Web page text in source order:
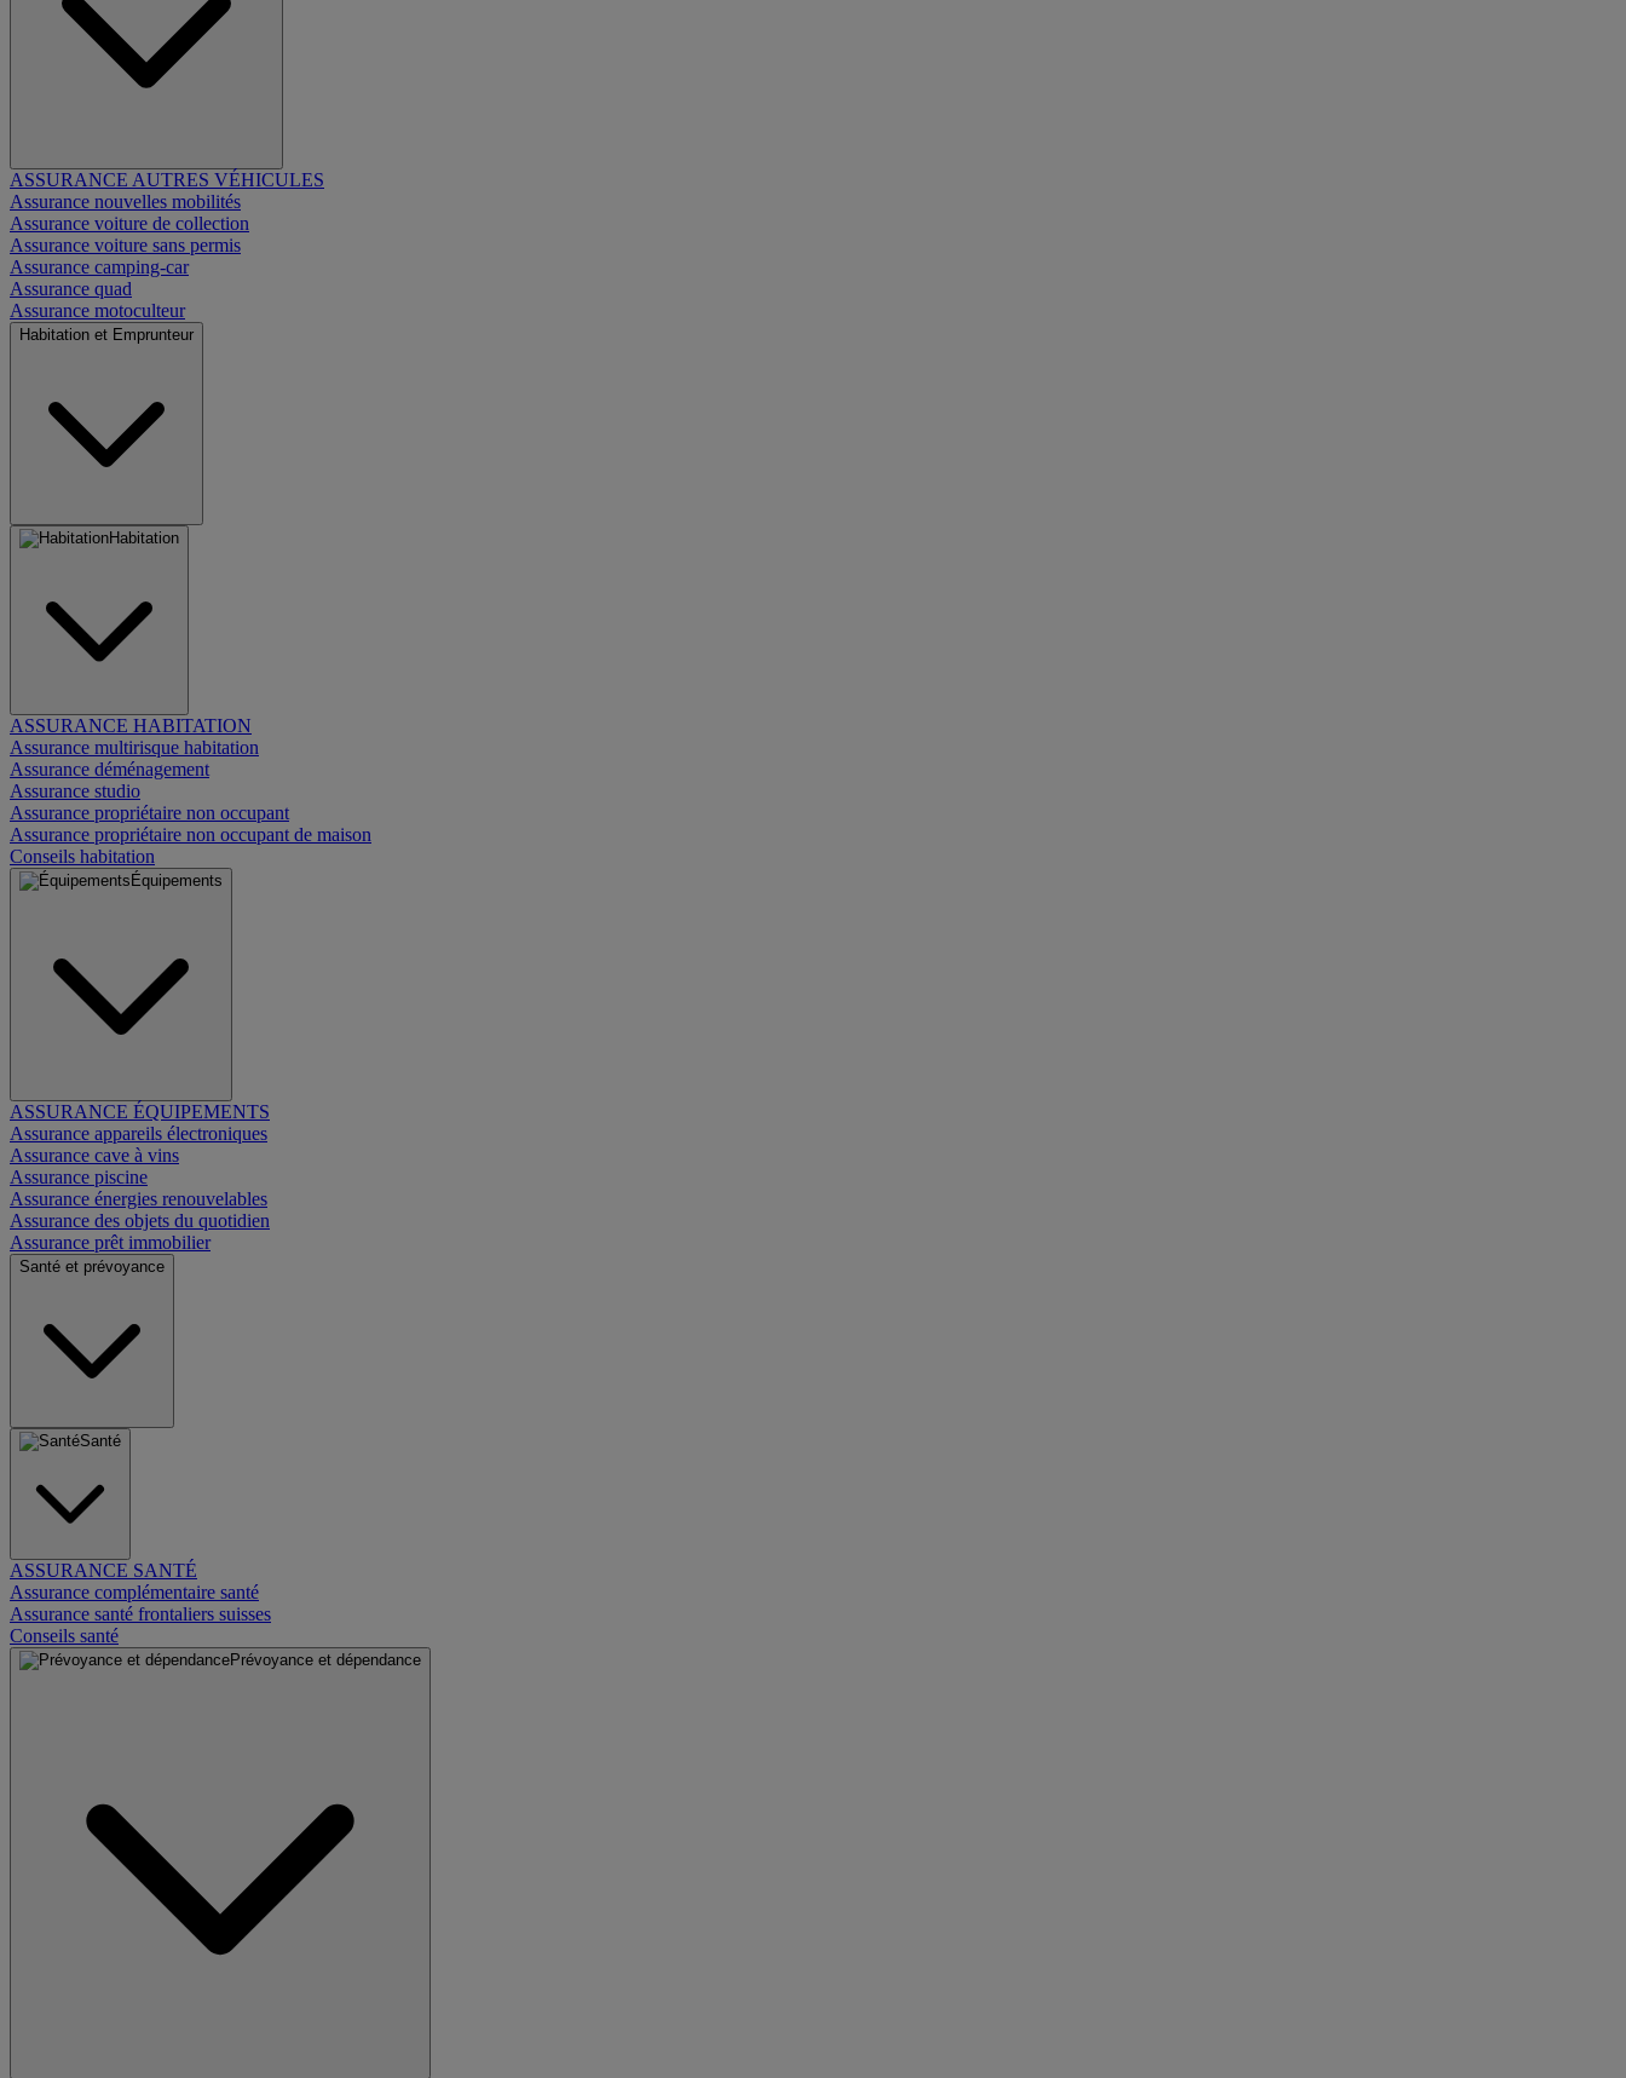
ASSURANCE AUTRES VÉHICULES
Assurance nouvelles mobilités
Assurance voiture de collection
Assurance voiture sans permis
Assurance camping-car
Assurance quad
Assurance motoculteur
Habitation et Emprunteur
Habitation
ASSURANCE HABITATION
Assurance multirisque habitation
Assurance déménagement
Assurance studio
Assurance propriétaire non occupant
Assurance propriétaire non occupant de maison
Conseils habitation
Équipements
ASSURANCE ÉQUIPEMENTS
Assurance appareils électroniques
Assurance cave à vins
Assurance piscine
Assurance énergies renouvelables
Assurance des objets du quotidien
Assurance prêt immobilier
Santé et prévoyance
Santé
ASSURANCE SANTÉ
Assurance complémentaire santé
Assurance santé frontaliers suisses
Conseils santé
Prévoyance et dépendance